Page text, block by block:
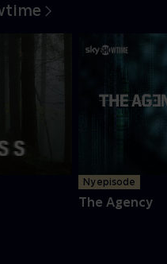
Ny episode
The Agency